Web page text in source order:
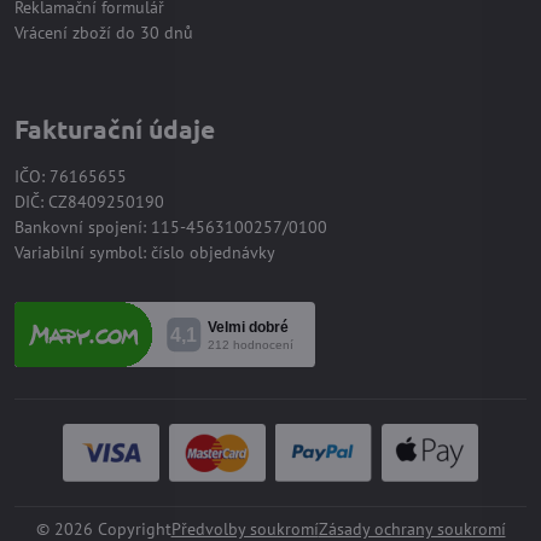
Reklamační formulář
Vrácení zboží do 30 dnů
Fakturační údaje
IČO: 76165655
DIČ: CZ8409250190
Bankovní spojení: 115-4563100257/0100
Variabilní symbol: číslo objednávky
© 2026 CopyrightPředvolby soukromíZásady ochrany soukromí